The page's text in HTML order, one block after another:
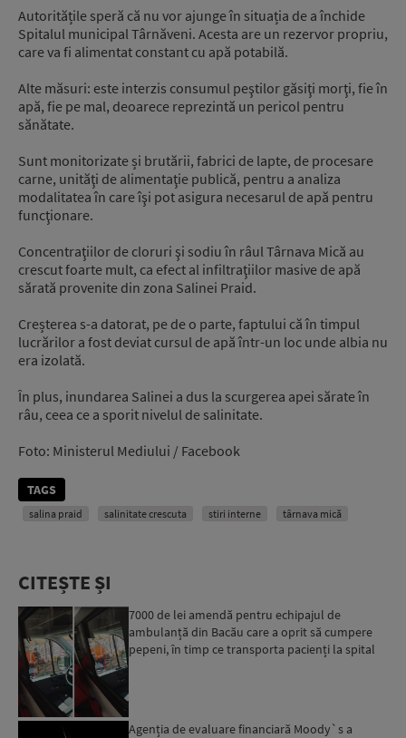
Autoritățile speră că nu vor ajunge în situația de a închide
Spitalul municipal Târnăveni. Acesta are un rezervor propriu,
care va fi alimentat constant cu apă potabilă.
Alte măsuri: este interzis consumul peştilor găsiţi morţi, fie în
apă, fie pe mal, deoarece reprezintă un pericol pentru
sănătate.
Sunt monitorizate și brutării, fabrici de lapte, de procesare
carne, unităţi de alimentaţie publică, pentru a analiza
modalitatea în care îşi pot asigura necesarul de apă pentru
funcţionare.
Concentraţiilor de cloruri şi sodiu în râul Târnava Mică au
crescut foarte mult, ca efect al infiltraţiilor masive de apă
sărată provenite din zona Salinei Praid.
Creșterea s-a datorat, pe de o parte, faptului că în timpul
lucrărilor a fost deviat cursul de apă într-un loc unde albia nu
era izolată.
În plus, inundarea Salinei a dus la scurgerea apei sărate în
râu, ceea ce a sporit nivelul de salinitate.
Foto: Ministerul Mediului / Facebook
TAGS
salina praid salinitate crescuta stiri interne târnava mică
CITEȘTE ȘI
7000 de lei amendă pentru echipajul de
ambulanță din Bacău care a oprit să cumpere
pepeni, în timp ce transporta pacienți la spital
Agenția de evaluare financiară Moody`s a